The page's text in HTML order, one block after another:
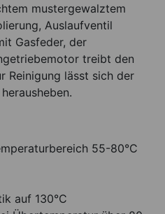
mustergewalztem
Auslaufventil
Gasfeder, der
treibt den
Reinigung lässt sich der
55-80°C
auf 130°C